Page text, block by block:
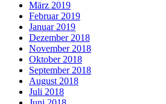
März 2019
Februar 2019
Januar 2019
Dezember 2018
November 2018
Oktober 2018
September 2018
August 2018
Juli 2018